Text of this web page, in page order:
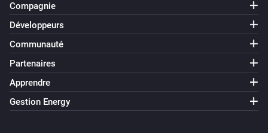
Compagnie
Développeurs
Communauté
Partenaires
Apprendre
Gestion Energy